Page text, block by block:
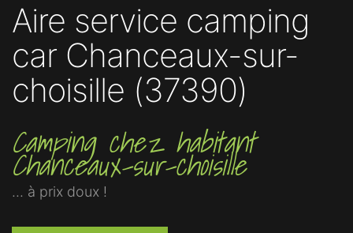
Aire service camping
car Chanceaux-sur-
choisille (37390)
Camping chez habitant
Chanceaux-sur-choisille
... à prix doux !